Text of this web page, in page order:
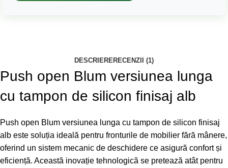
DESCRIERERECENZII (1)
Push open Blum versiunea lunga
cu tampon de silicon finisaj alb
Push open Blum versiunea lunga cu tampon de silicon finisaj
alb este soluția ideală pentru fronturile de mobilier fără mânere,
oferind un sistem mecanic de deschidere ce asigură confort și
eficiență. Această inovație tehnologică se pretează atât pentru